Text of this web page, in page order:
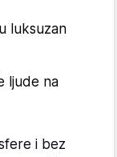
luksuzan
ljude na
i bez